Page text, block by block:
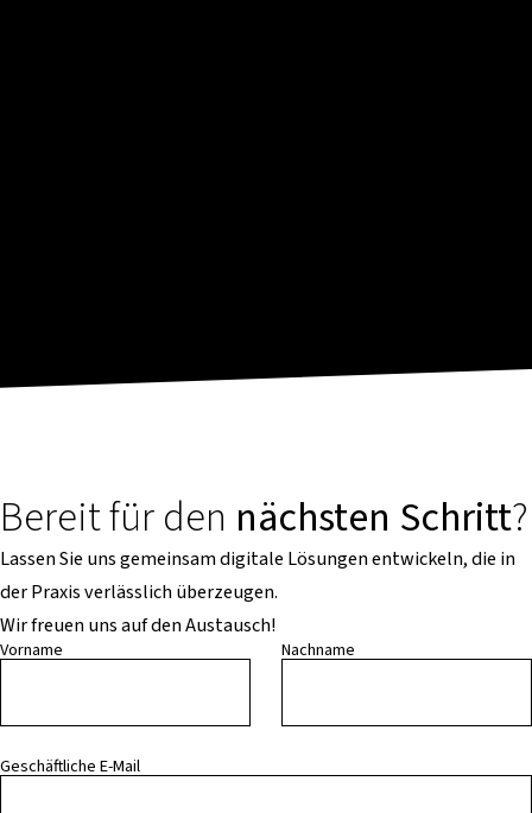
Bereit für den nächsten Schritt?
Lassen Sie uns gemeinsam digitale Lösungen entwickeln, die in
der Praxis verlässlich überzeugen.
Wir freuen uns auf den Austausch!
Vorname Nachname
Geschäftliche E-Mail